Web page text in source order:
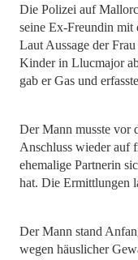
Die Polizei auf
seine Ex-Freundin mit
Laut Aussage der
Kinder in Llucmajor
gab er Gas und
Der Mann musste vor
Anschluss wieder auf
ehemalige Partnerin
hat. Die Ermittlungen
Der Mann stand
wegen häuslicher